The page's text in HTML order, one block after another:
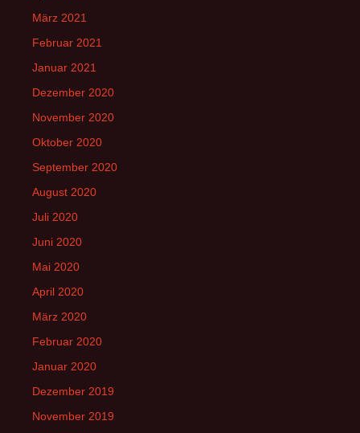
März 2021
Februar 2021
Januar 2021
Dezember 2020
November 2020
Oktober 2020
September 2020
August 2020
Juli 2020
Juni 2020
Mai 2020
April 2020
März 2020
Februar 2020
Januar 2020
Dezember 2019
November 2019